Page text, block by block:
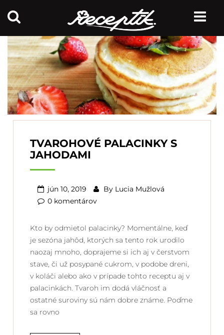
TVAROHOVÉ PALACINKY S
JAHODAMI
jún 10, 2019 By Lucia Mužlová
0 komentárov
Kto by odmietol palacinky? Momentálne, keď
je sezóna jahôd, ktorých sa tento rok urodilo
naozaj mnoho, doprajeme si ich aj v čerstvom
stave, či už posypané cukrom, v podobe dreni,
v koláči alebo ako v prípade tohto receptu aj v
palacinkách. Tvaroh im dodá vláčnosť a
ostatné suroviny sú nám dobre známe. Poďme
sa rovno